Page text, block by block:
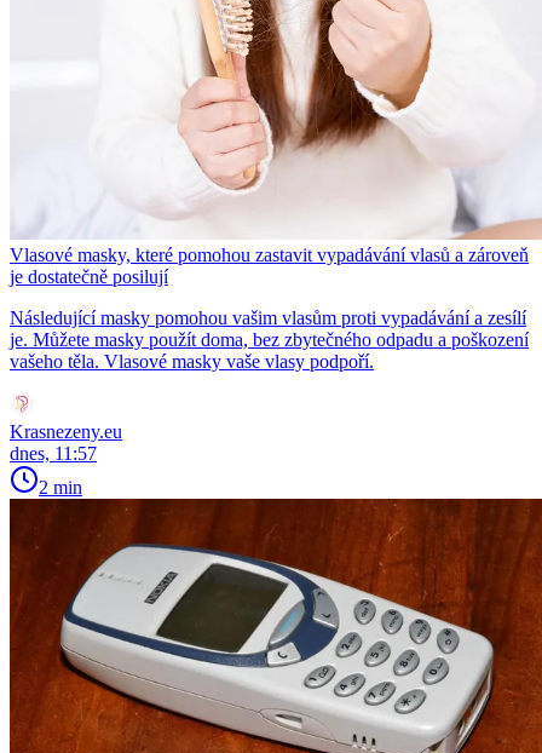
Vlasové masky, které pomohou zastavit vypadávání vlasů a zároveň
je dostatečně posilují
Následující masky pomohou vašim vlasům proti vypadávání a zesílí
je. Můžete masky použít doma, bez zbytečného odpadu a poškození
vašeho těla. Vlasové masky vaše vlasy podpoří.
Krasnezeny.eu
dnes, 11:57
2 min